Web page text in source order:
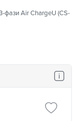
фази Air ChargeU (CS-